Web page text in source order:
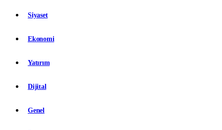
Siyaset
Ekonomi
Yatırım
Dijital
Genel